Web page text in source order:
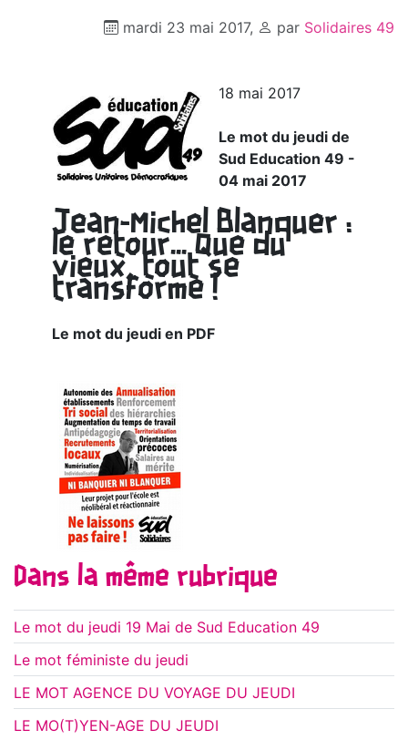
mardi 23 mai 2017, par Solidaires 49
18 mai 2017
Le mot du jeudi de
Sud Education 49 -
04 mai 2017
Jean-Michel Blanquer :
le retour... Que du
vieux, tout se
transforme !
Le mot du jeudi en PDF
Dans la même rubrique
Le mot du jeudi 19 Mai de Sud Education 49
Le mot féministe du jeudi
LE MOT AGENCE DU VOYAGE DU JEUDI
LE MO(T)YEN-AGE DU JEUDI